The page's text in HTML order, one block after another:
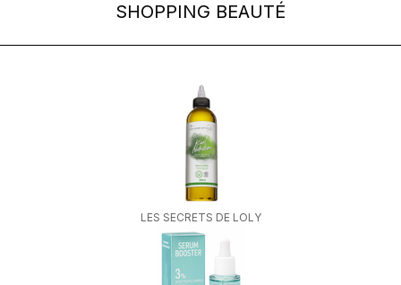
SHOPPING BEAUTÉ
LES SECRETS DE LOLY